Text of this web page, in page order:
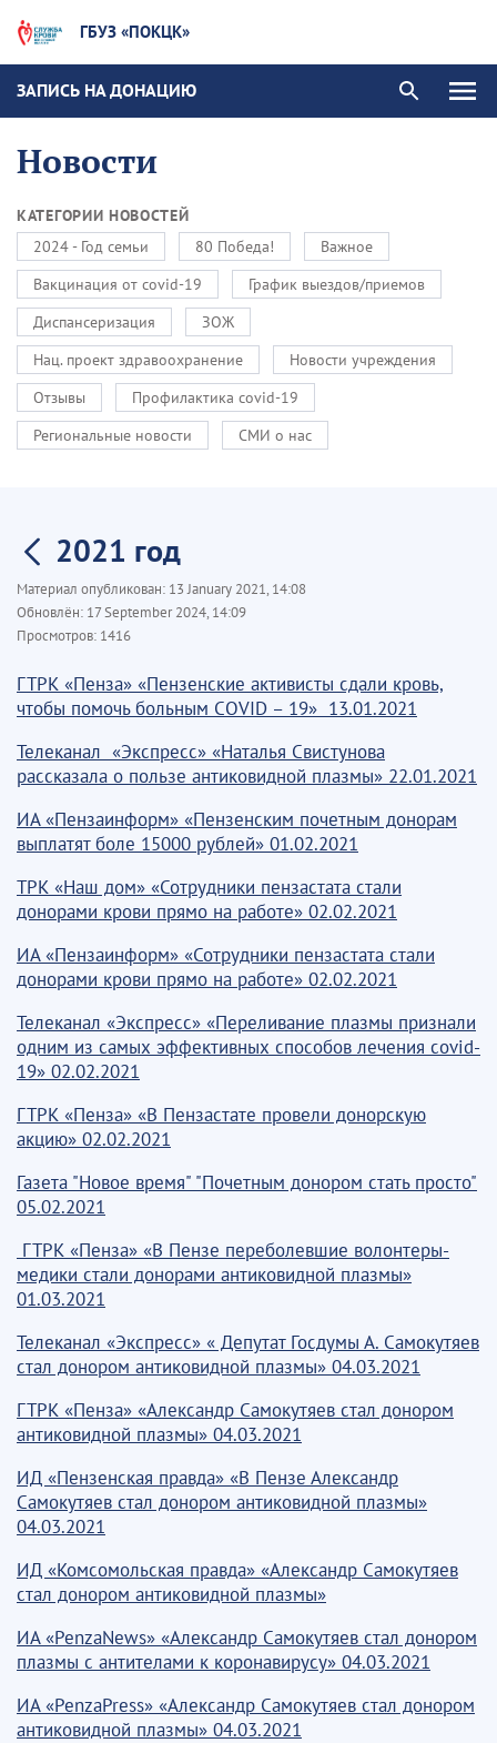
ГБУЗ «ПОКЦК»
ЗАПИСЬ НА ДОНАЦИЮ
Новости
КАТЕГОРИИ НОВОСТЕЙ
2024 - Год семьи
80 Победа!
Важное
Вакцинация от covid-19
График выездов/приемов
Диспансеризация
ЗОЖ
Нац. проект здравоохранение
Новости учреждения
Отзывы
Профилактика covid-19
Региональные новости
СМИ о нас
2021 год
Материал опубликован: 13 January 2021, 14:08
Обновлён: 17 September 2024, 14:09
Просмотров: 1416
ГТРК «Пенза» «Пензенские активисты сдали кровь,
чтобы помочь больным COVID – 19» 13.01.2021
Телеканал «Экспресс» «Наталья Свистунова
рассказала о пользе антиковидной плазмы» 22.01.2021
ИА «Пензаинформ» «Пензенским почетным донорам
выплатят боле 15000 рублей» 01.02.2021
ТРК «Наш дом» «Сотрудники пензастата стали
донорами крови прямо на работе» 02.02.2021
ИА «Пензаинформ» «Сотрудники пензастата стали
донорами крови прямо на работе» 02.02.2021
Телеканал «Экспресс» «Переливание плазмы признали
одним из самых эффективных способов лечения covid-
19» 02.02.2021
ГТРК «Пенза» «В Пензастате провели донорскую
акцию» 02.02.2021
Газета "Новое время" "Почетным донором стать просто"
05.02.2021
ГТРК «Пенза» «В Пензе переболевшие волонтеры-
медики стали донорами антиковидной плазмы»
01.03.2021
Телеканал «Экспресс» « Депутат Госдумы А. Самокутяев
стал донором антиковидной плазмы» 04.03.2021
ГТРК «Пенза» «Александр Самокутяев стал донором
антиковидной плазмы» 04.03.2021
ИД «Пензенская правда» «В Пензе Александр
Самокутяев стал донором антиковидной плазмы»
04.03.2021
ИД «Комсомольская правда» «Александр Самокутяев
стал донором антиковидной плазмы»
ИА «PenzaNews» «Александр Самокутяев стал донором
плазмы с антителами к коронавирусу» 04.03.2021
ИА «PenzaPress» «Александр Самокутяев стал донором
антиковидной плазмы» 04.03.2021